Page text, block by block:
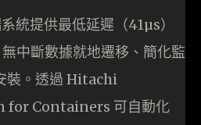
統提供最低延遲（41µs）
中斷數據就地遷移、簡化監
裝。透過 Hitachi
Containers 可自動化